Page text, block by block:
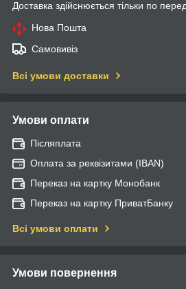
Доставка здійснюється тільки по
Нова Пошта
Самовивіз
Всі умови доставки
Умови оплати
Післяплата
Оплата за реквізитами (IBAN)
Переказ на картку Монобанк
Переказ на картку ПриватБанку
Всі умови оплати
Умови повернення